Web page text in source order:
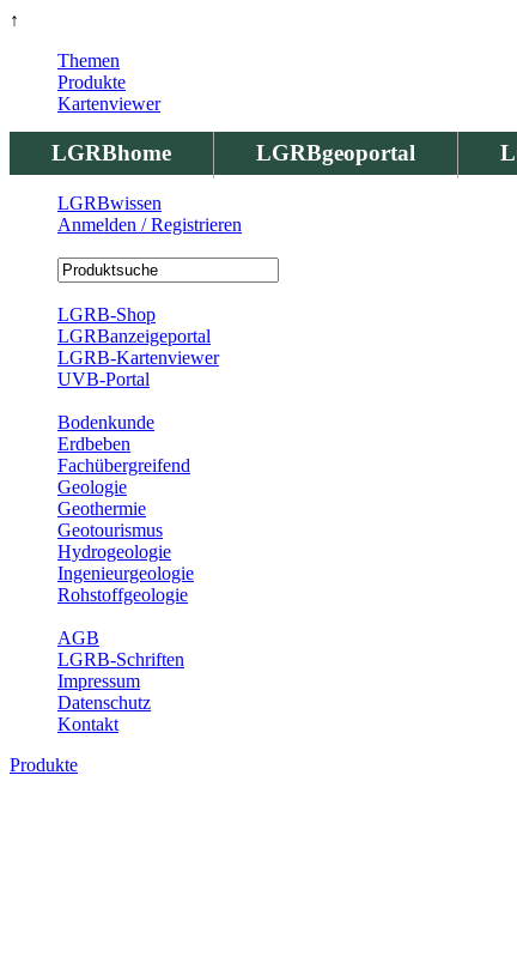
↑
LGRBhome LGRBgeoportal
Themen
Produkte
Kartenviewer
LGRBwissen
Anmelden / Registrieren
LGRB-Shop
LGRBanzeigeportal
LGRB-Kartenviewer
UVB-Portal
Bodenkunde
Erdbeben
Fachübergreifend
Geologie
Geothermie
Geotourismus
Hydrogeologie
Ingenieurgeologie
Rohstoffgeologie
AGB
LGRB-Schriften
Impressum
Datenschutz
Kontakt
Produkte